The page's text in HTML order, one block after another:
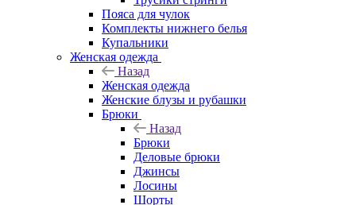
Пояса для чулок
Комплекты нижнего белья
Купальники
Женская одежда
Назад
Женская одежда
Женские блузы и рубашки
Брюки
Назад
Брюки
Деловые брюки
Джинсы
Лосины
Шорты